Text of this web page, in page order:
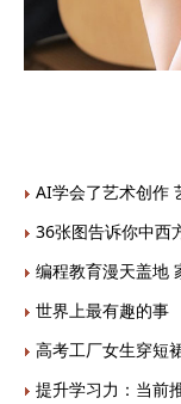
AI学会了艺术创作
36张图告诉你中西
编程教育漫天盖地
世界上最有趣的事
高考工厂女生穿短
提升学习力：当前